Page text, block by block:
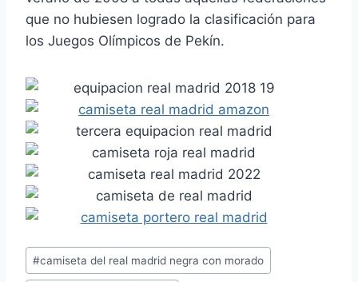
que no hubiesen logrado la clasificación para
los Juegos Olímpicos de Pekín.
Etiquetas
de
#camiseta del real madrid negra con morado